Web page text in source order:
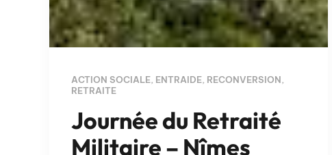
ACTION SOCIALE, ENTRAIDE, RECONVERSION,
RETRAITE
Journée du Retraité
Militaire – Nîmes